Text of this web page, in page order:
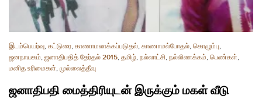
இடம்பெயர்வு, கட்டுரை, காணாமலாக்கப்படுதல், காணாமல்போதல், கொழும்பு,
ஜனநாயகம், ஜனாதிபதித் தேர்தல் 2015, தமிழ், நல்லாட்சி, நல்லிணக்கம், பெண்கள்,
மனித உரிமைகள், முல்லைத்தீவு
ஜனாதிபதி மைத்திரியுடன் இருக்கும் மகள் வீடு